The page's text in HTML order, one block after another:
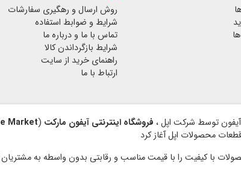
روش ارسال و رهگیری سفارشات
شرایط و ضوابط استفاده
تماس با ما و درباره ما
شرایط بازگرداندن کالا
راهنمای خرید از سایت
ارتباط با ما
فروشگاه اینترنتی آیفون مارکت (
Market
محصولات اپل آغاز کرد